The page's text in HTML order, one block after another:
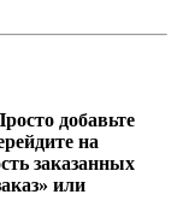
добавьте
на
заказанных
или